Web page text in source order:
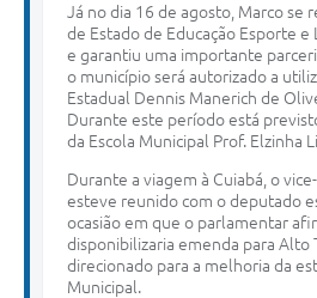
Já no dia 16 de agosto, Marco se
de Estado de Educação Esporte e
e garantiu uma importante
o município será autorizado a
Estadual Dennis Manerich de
Durante este período está
da Escola Municipal Prof. Elzinha
Durante a viagem à Cuiabá, o
esteve reunido com o deputado
ocasião em que o parlamentar
disponibilizaria emenda para Alto
direcionado para a melhoria da
Municipal.